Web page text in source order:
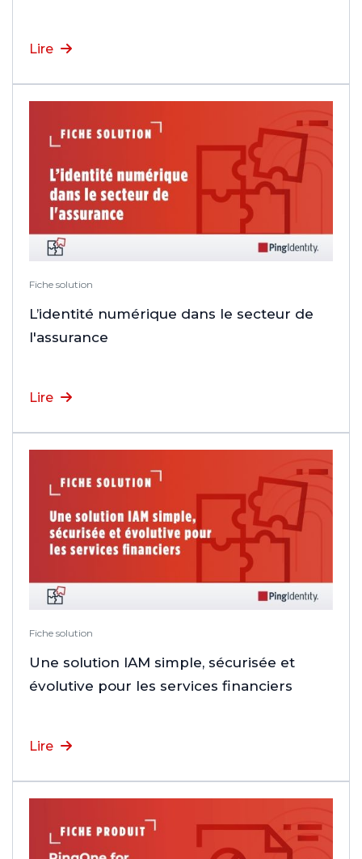
Lire
Fiche solution
L’identité numérique dans le secteur de
l'assurance
Lire
Fiche solution
Une solution IAM simple, sécurisée et
évolutive pour les services financiers
Lire